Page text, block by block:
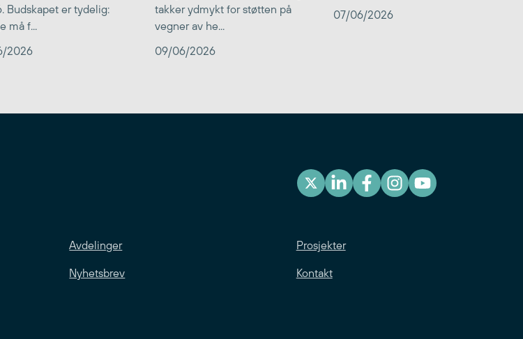
Budskapet er tydelig:
må f...
2026
takker ydmykt for støtten på
vegner av he...
09/06/2026
07/06/2026
Avdelinger Prosjekter
Nyhetsbrev Kontakt